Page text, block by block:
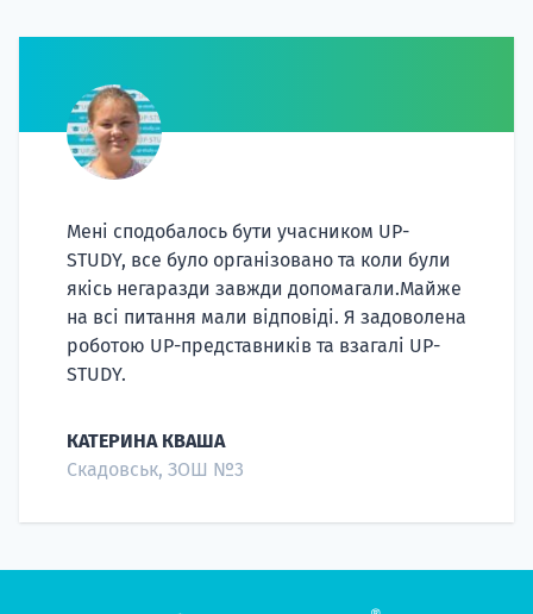
Мені сподобалось бути учасником UP-
STUDY, все було організовано та коли були
якісь негаразди завжди допомагали.Майже
на всі питання мали відповіді. Я задоволена
роботою UP-представників та взагалі UP-
STUDY.
КАТЕРИНА КВАША
Скадовськ, ЗОШ №3